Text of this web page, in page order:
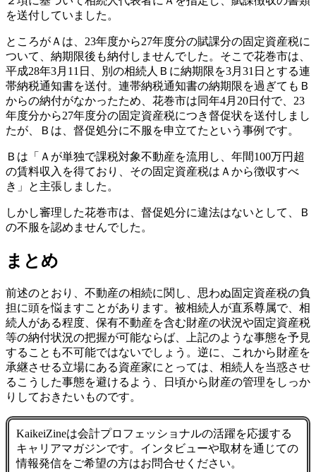
を送付していました。
ところがＡは、23年度から27年度分の賦課分の固定資産税に
ついて、納期限後も納付しませんでした。そこで花巻市は、
平成28年3月11日、別の相続人Ｂに納期限を3月31日とする連
帯納税通知書を送付。連帯納税通知書の納期限を過ぎてもＢ
からの納付がなかったため、花巻市は同年4月20日付で、23
年度分から27年度分の固定資産税につき督促状を送付しまし
たが、Ｂは、督促処分に不服を申立てたという事例です。
Ｂは「Ａが単独で課税対象不動産を流用し、年間100万円超
の賃料収入を得ており、その固定資産税はＡから徴収すべ
き」と主張しました。
しかし審理した花巻市は、督促処分に違法はないとして、Ｂ
の不服を認めませんでした。
まとめ
前述のとおり、不動産の相続に関し、思わぬ固定資産税の負
担に頭を悩ますことがあります。被相続人が直系尊属で、相
続人がある程度、保有不動産を含む財産の状況や固定資産税
等の納付状況の把握が可能ならば、上記のような事態を予見
することも不可能ではないでしょう。逆に、これから財産を
承継させる立場にある資産家にとっては、相続人を当惑させ
るこうした事態を避けるよう、日頃から財産の管理をしっか
りしておきたいものです。
KaikeiZineは会計プロフェッショナルの活躍を応援する
キャリアマガジンです。インタビューや取材を通じての
情報発信をご希望の方はお問合せください。